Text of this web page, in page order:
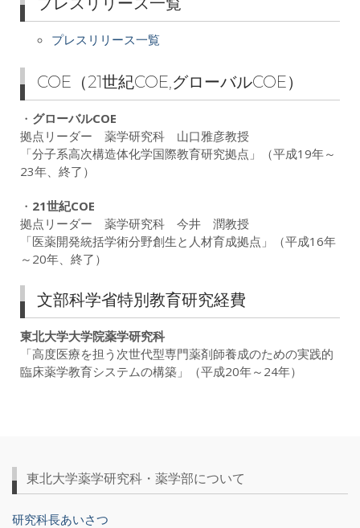
プレスリリース一覧
COE（21世紀COE,グローバルCOE）
・ グローバルCOE
拠点リーダー 薬学研究科 山口雅彦教授
「分子系高次構造体化学国際教育研究拠点」（平成19年～
23年、終了）
・ 21世紀COE
拠点リーダー 薬学研究科 今井 潤教授
「医薬開発統括学術分野創生と人材育成拠点」（平成16年
～20年、終了）
文部科学省特別教育研究経費
東北大学大学院薬学研究科
「高度医療を担う次世代型専門薬剤師養成のための実践的
臨床薬学教育システムの構築」（平成20年～24年）
東北大学薬学研究科・薬学部について
研究科長あいさつ